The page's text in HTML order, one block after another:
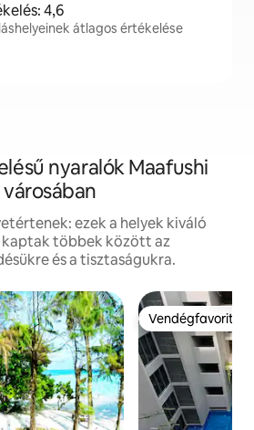
4,6
átlagos értékelése
nyaralók Maafushi
városában
ezek a helyek kiváló
többek között az
és a tisztaságukra.
Vendégfavorit
Vendégfavorit